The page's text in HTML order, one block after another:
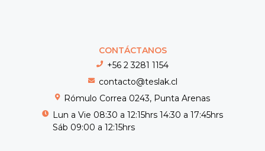
CONTÁCTANOS
+56 2 3281 1154
contacto@teslak.cl
Rómulo Correa 0243, Punta Arenas
Lun a Vie 08:30 a 12:15hrs 14:30 a 17:45hrs
Sáb 09:00 a 12:15hrs